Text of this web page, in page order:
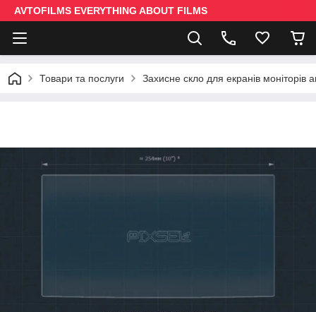
AVTOFILMS EVERYTHING ABOUT FILMS
Товари та послуги Захисне скло для екранів моніторів